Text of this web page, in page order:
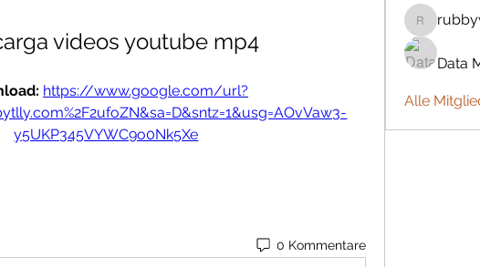
videos youtube mp4
https://www.google.com/url?
y5UKP345VYWC9o0Nk5Xe
0 Kommentare
Data
Alle